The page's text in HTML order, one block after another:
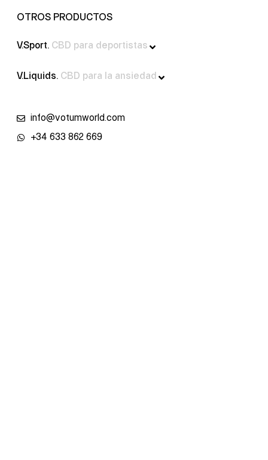
OTROS PRODUCTOS
V.Sport. CBD para deportistas
V.Liquids. CBD para la ansiedad
info@votumworld.com
+34 633 862 669